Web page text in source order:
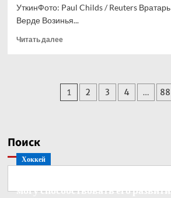
УткинФото: Paul Childs / Reuters
Верде Возинья...
Читать далееПрочитать
сборной
Кабо-
Пагинация
1 2 3 4 … 88
Поиск
Хоккей
Бобровский — о голкипере
могу способствовать его